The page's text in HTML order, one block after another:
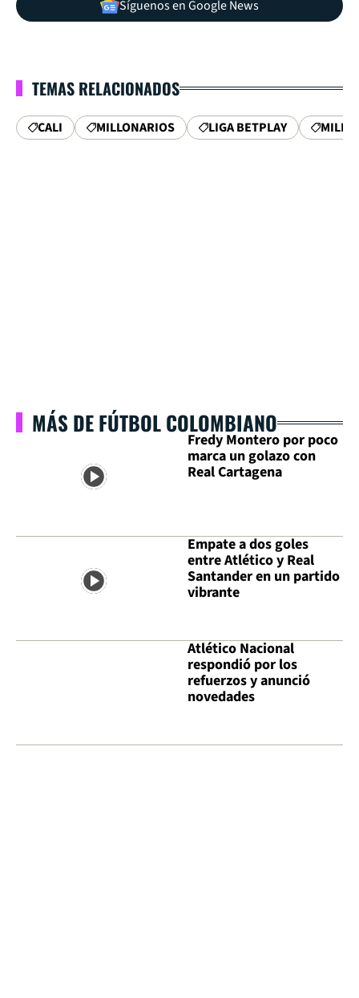
Síguenos en Google News
TEMAS RELACIONADOS
CALI MILLONARIOS LIGA BETPLAY
MÁS DE FÚTBOL COLOMBIANO
Fredy Montero por poco
marca un golazo con
Real Cartagena
Empate a dos goles
entre Atlético y Real
Santander en un partido
vibrante
Atlético Nacional
respondió por los
refuerzos y anunció
novedades